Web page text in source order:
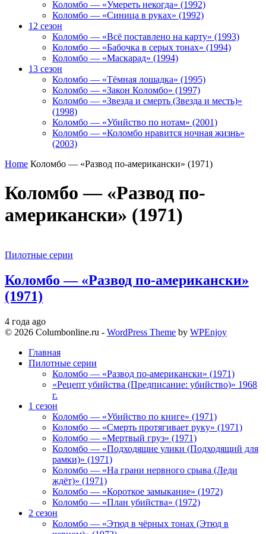
Коломбо — «Умереть некогда» (1992)
Коломбо — «Синица в руках» (1992)
12 сезон
Коломбо — «Всё поставлено на карту» (1993)
Коломбо — «Бабочка в серых тонах» (1994)
Коломбо — «Маскарад» (1994)
13 сезон
Коломбо — «Тёмная лошадка» (1995)
Коломбо — «Закон Коломбо» (1997)
Коломбо — «Звезда и смерть (Звезда и месть)»
(1998)
Коломбо — «Убийство по нотам» (2001)
Коломбо — «Коломбо нравится ночная жизнь»
(2003)
Home Коломбо — «Развод по-американски» (1971)
Коломбо — «Развод по-
американски» (1971)
Пилотные серии
Коломбо — «Развод по-американски»
(1971)
4 года ago
© 2026 Columbonline.ru - WordPress Theme by WPEnjoy
Главная
Пилотные серии
Коломбо — «Развод по-американски» (1971)
«Рецепт убийства (Предписание: убийство)» 1968
г.
1 сезон
Коломбо — «Убийство по книге» (1971)
Коломбо — «Смерть протягивает руку» (1971)
Коломбо — «Мертвый груз» (1971)
Коломбо — «Подходящие улики (Подходящий для
рамки)» (1971)
Коломбо — «На грани нервного срыва (Леди
ждёт)» (1971)
Коломбо — «Короткое замыкание» (1972)
Коломбо — «План убийства» (1972)
2 сезон
Коломбо — «Этюд в чёрных тонах (Этюд в